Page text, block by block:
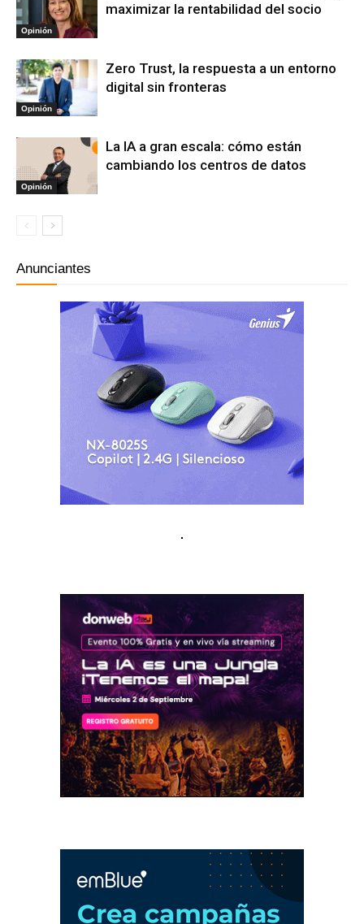
Opinión
maximizar la rentabilidad del socio
Opinión
Zero Trust, la respuesta a un entorno
digital sin fronteras
Opinión
La IA a gran escala: cómo están
cambiando los centros de datos
Anunciantes